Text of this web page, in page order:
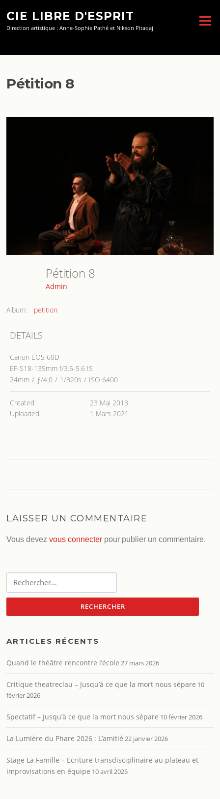
contenu
CIE LIBRE D'ESPRIT
Direction artistique : Anne-Sophie Pathé et Nikson Pitaqaj
Menu
Pétition 8
Pétition 8
Admin
Album: petition
DETAILS
Canon EOS 60D
EF-S18-135mm f/3.5-5.6 IS
24mm / ƒ/4.0 / 1/320s / ISO 6400
Created
23 Mai 2013
Uploaded
1 Mars 2021
LAISSER UN COMMENTAIRE
Vous devezvous connecter pour publier un commentaire.
ARTICLES RÉCENTS
Quand le théâtre rencontre l’école 27 mars 2026
Critique theatreclau – Jusqu’à ce que la mort nous sépare 10
février 2026
Spectatif – Jusqu’à ce que la mort nous sépare 10 février 2026
La Lumière du Phare 2026 : L’amitié 22 janvier 2026
Stage La Famille – Ecriture transdisciplinaire au plateau et
improvisations en équipe 10 avril 2025